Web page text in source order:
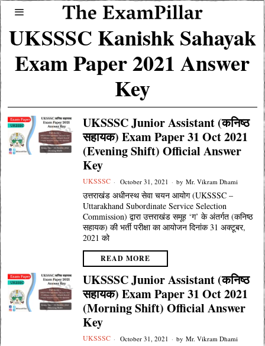
UKSSSC Kanishk Sahayak
Exam Paper 2021 Answer
Key
UKSSSC Junior Assistant (कनिष्ठ
सहायक) Exam Paper 31 Oct 2021
(Evening Shift) Official Answer
Key
UKSSSC October 31, 2021 by Mr. Vikram Dhami
उत्तराखंड अधीनस्थ सेवा चयन आयोग (UKSSSC –
Uttarakhand Subordinate Service Selection
Commission) द्वारा उत्तराखंड समूह ‘ग’ के अंतर्गत (कनिष्ठ
सहायक) की भर्ती परीक्षा का आयोजन दिनांक 31 अक्टूबर,
2021 को
READ MORE
UKSSSC Junior Assistant (कनिष्ठ
सहायक) Exam Paper 31 Oct 2021
(Morning Shift) Official Answer
Key
UKSSSC October 31, 2021 by Mr. Vikram Dhami